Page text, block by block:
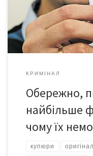
поліції України Руслан
«Найчастіше в Україні
[…]
КРИМІНАЛ
Обережно,
найбільше
чому їх
купюри оригінал